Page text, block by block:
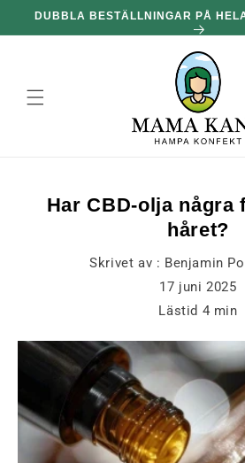
och gå
DUBBLA BESTÄLLNINGAR PÅ
Har CBD-olja några
håret?
Skrivet av : Benjamin
17 juni 2025
Lästid 4 min